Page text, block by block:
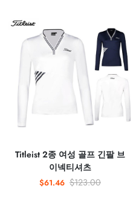
Titleist 2종 여성 골프 긴팔 브
이넥티셔츠
$61.46 $123.00